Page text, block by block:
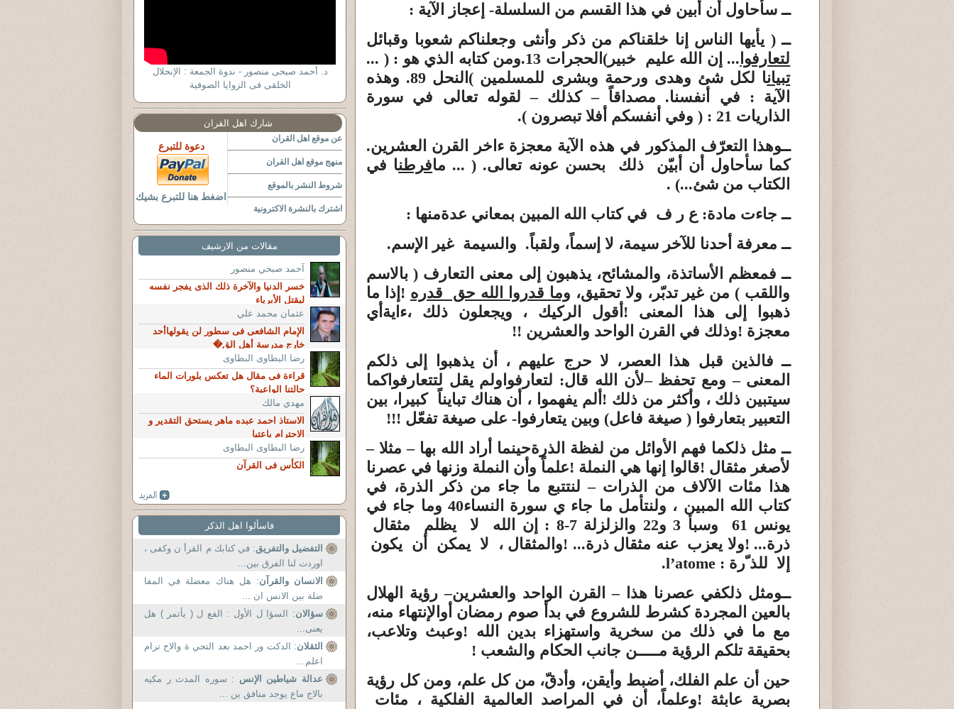
ــ سأحاول أن أبين في هذا القسم من السلسلة- إعجاز الآية :
ــ( يأيها الناس إنا خلقناكم من ذكر وأنثى وجعلناكم شعوبا وقبائل
لتعارفوا ... إن الله عليم خبير) الحجرات 13.ومن كتابه الذي هو :
( ...
تبيانا لكل شئ وهدى ورحمة وبشرى للمسلمين )
النحل 89. وهذه
الآية : في أنفسنا. مصداقاً – كذلك – لقوله تعالى في سورة
الذاريات 21 :
( وفي أنفسكم أفلا تبصرون ).
ــوهذا التعرّف المذكور في هذه الآية معجزة ءاخر القرن العشرين.
كما سأحاول أن أبيّن ذلك بحسن عونه تعالى. ( ... مافرطنا في
الكتاب من شئ...) .
ــ جاءت مادة: ع ر ف في كتاب الله المبين بمعاني عدةمنها :
ــ معرفة أحدنا للآخر سيمة، لا إسماً، ولقباً. والسيمة غير الإسم.
ــ فمعظم الأساتذة، والمشائح، يذهبون إلى معنى التعارف ( بالاسم
واللقب ) من غير تدبّر، ولا تحقيق، وما قدروا الله حق قدره ! إذا ما
ذهبوا إلى هذا المعنى ! أقول الركيك ، ويجعلون ذلك ،ءاية أي
معجزة !وذلك في القرن الواحد والعشرين !!
ــ فالذين قبل هذا العصر، لا حرج عليهم ، أن يذهبوا إلى ذلكم
المعنى – ومع تحفظ –لأن الله قال: لتعارفوا ولم يقل لتتعارفواكما
سيتبين ذلك ، وأكثر من ذلك ! ألم يفهموا ، أن هناك تبايناً كبيرا، بين
التعبير بتعارفوا ( صيغة فاعل) وبين يتعارفوا- على صيغةتفعّل !!!
ــ مثل ذلكما فهم الأوائل من لفظة الذرةحينما أراد الله بها – مثلا –
لأصغر مثقال !قالوا إنها هي النملة !علماً وأن النملة وزنها في عصرنا
هذا مئات الآلاف من الذرات – لنتتبع ما جاء من ذكر الذرة، في
كتاب الله المبين ، ولنتأمل ما جاء ي سورة النساء40 وما جاء في
يونس 61 وسبأ 3 و22 والزلزلة 7-8 : إن الله لا
يظلم مثقال
ذرة... !ولا يعزب عنه مثقال ذرة... !والمثقال ، لا يمكن أن يكون
إلا للذ ّرة : l’atome
.
ــومثل ذلكفي عصرنا هذا – القرن الواحد والعشرين– رؤية الهلال
بالعين المجردة كشرط للشروع في بدأ صوم رمضان أوالإنتهاء منه،
مع ما في ذلك من سخرية واستهزاء بدين الله !وعبث وتلاعب،
بحقيقة تلكم الرؤية مـــــن جانب الحكام والشعب !
حين أن علم الفلك، أضبط وأيقن، وأدقّ، من كل علم، ومن كل رؤية
بصرية عابثة !وعلماً، أن في المراصد العالمية الفلكية ، مئات
د. أحمد صبحى منصور - ندوة الجمعة : الإنحلال
الخلقى فى الزوايا الصوفية
شارك اهل القران
عن موقع اهل القران
منهج موقع اهل القران
شروط النشر بالموقع
اشترك بالنشرة الاكترونية
دعوة للتبرع
اضغط هنا للتبرع بشيك
مقالات من الارشيف
آحمد صبحي منصور
خسر الدنيا والآخرة ذلك الذى يفجر نفسه
ليقتل الأبرياء
عثمان محمد علي
الإمام الشافعى فى سطور لن يقولهاأحد
خارج مدرسة أهل الق�
رضا البطاوى البطاوى
قراءة فى مقال هل تعكس بلورات الماء
حالتنا الواعية؟
مهدي مالك
الاستاذ احمد عبده ماهر يستحق التقدير و
الاحترام باعتبا
رضا البطاوى البطاوى
الكأس فى القرآن
فاسألوا اهل الذكر
التفضيل والتفريق: في كتابك م القرأ ن وكفى ،
اوردت لنا الفرق بين...
الانسان والقرآن: هل هناك معضلة في المفا
ضلة بين الانس ان ...
سؤالان: السؤا ل الأول : الفع ل ( يأتمر ) هل
يعنى...
الثقلان: الدكت ور احمد بعد التحي ة والاح ترام
اعلم...
عدالة شياطين الإنس : سوره المدث ر مكيه
بالاج ماع يوجد منافق ين ...